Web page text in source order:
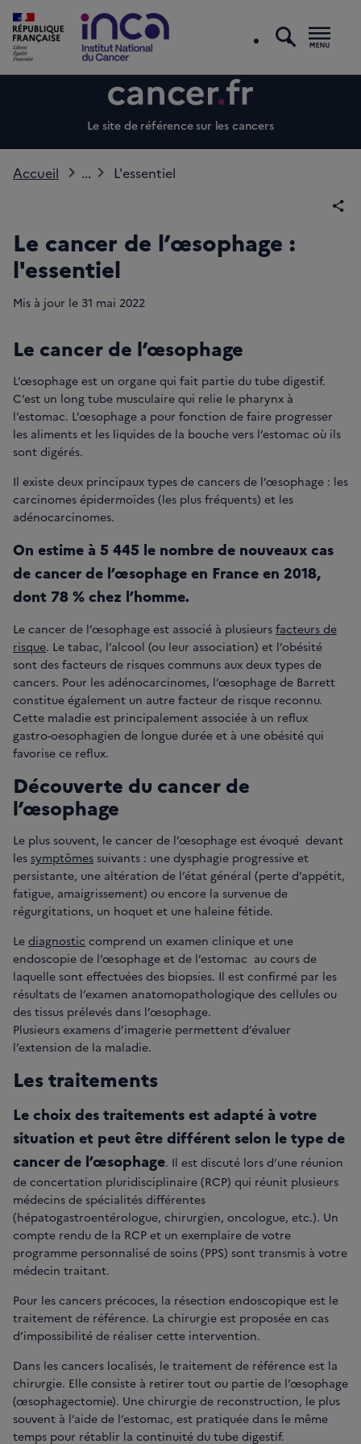
Le site de référence sur les cancers
Accueil ... L'essentiel
Le cancer de l’œsophage :
l'essentiel
Mis à jour le 31 mai 2022
Le cancer de l’œsophage
L’œsophage est un organe qui fait partie du tube digestif.
C’est un long tube musculaire qui relie le pharynx à
l’estomac. L’œsophage a pour fonction de faire progresser
les aliments et les liquides de la bouche vers l’estomac où ils
sont digérés.
Il existe deux principaux types de cancers de l’œsophage : les
carcinomes épidermoïdes (les plus fréquents) et les
adénocarcinomes.
On estime à 5 445 le nombre de nouveaux cas
de cancer de l’œsophage en France en 2018,
dont 78 % chez l’homme.
Le cancer de l’œsophage est associé à plusieurs facteurs de
risque. Le tabac, l’alcool (ou leur association) et l’obésité
sont des facteurs de risques communs aux deux types de
cancers. Pour les adénocarcinomes, l’œsophage de Barrett
constitue également un autre facteur de risque reconnu.
Cette maladie est principalement associée à un reflux
gastro-oesophagien de longue durée et à une obésité qui
favorise ce reflux.
Découverte du cancer de
l’œsophage
Le plus souvent, le cancer de l’œsophage est évoqué devant
les symptômes suivants : une dysphagie progressive et
persistante, une altération de l’état général (perte d’appétit,
fatigue, amaigrissement) ou encore la survenue de
régurgitations, un hoquet et une haleine fétide.
Le diagnostic comprend un examen clinique et une
endoscopie de l’œsophage et de l’estomac au cours de
laquelle sont effectuées des biopsies. Il est confirmé par les
résultats de l’examen anatomopathologique des cellules ou
des tissus prélevés dans l’œsophage.
Plusieurs examens d’imagerie permettent d’évaluer
l’extension de la maladie.
Les traitements
Le choix des traitements est adapté à votre
situation et peut être différent selon le type de
cancer de l’œsophage. Il est discuté lors d’une réunion
de concertation pluridisciplinaire (RCP) qui réunit plusieurs
médecins de spécialités différentes
(hépatogastroentérologue, chirurgien, oncologue, etc.). Un
compte rendu de la RCP et un exemplaire de votre
programme personnalisé de soins (PPS) sont transmis à votre
médecin traitant.
Pour les cancers précoces, la résection endoscopique est le
traitement de référence. La chirurgie est proposée en cas
d’impossibilité de réaliser cette intervention.
Dans les cancers localisés, le traitement de référence est la
chirurgie. Elle consiste à retirer tout ou partie de l’œsophage
(œsophagectomie). Une chirurgie de reconstruction, le plus
souvent à l’aide de l’estomac, est pratiquée dans le même
temps pour rétablir la continuité du tube digestif.